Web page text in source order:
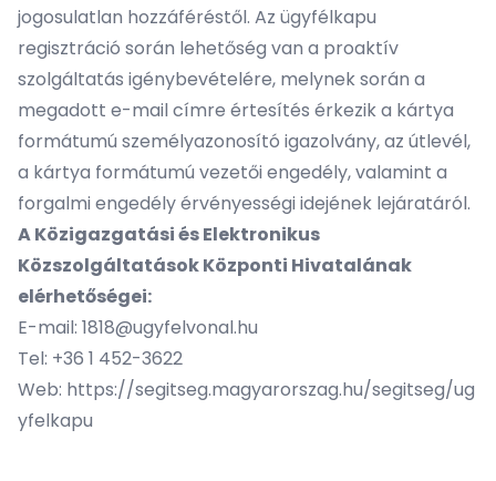
jogosulatlan hozzáféréstől. Az ügyfélkapu
regisztráció során lehetőség van a proaktív
szolgáltatás igénybevételére, melynek során a
megadott e-mail címre értesítés érkezik a kártya
formátumú személyazonosító igazolvány, az útlevél,
a kártya formátumú vezetői engedély, valamint a
forgalmi engedély érvényességi idejének lejáratáról.
A Közigazgatási és Elektronikus
Közszolgáltatások Központi Hivatalának
elérhetőségei:
E-mail: 1818@ugyfelvonal.hu
Tel: +36 1 452-3622
Web: https://segitseg.magyarorszag.hu/segitseg/ug
yfelkapu